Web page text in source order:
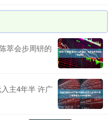
萃会步周钘的
主4年半 许广